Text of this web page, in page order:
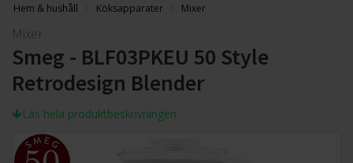
Hem & hushåll Köksapparater Mixer
Mixer
Smeg - BLF03PKEU 50 Style
Retrodesign Blender
Läs hela produktbeskrivningen